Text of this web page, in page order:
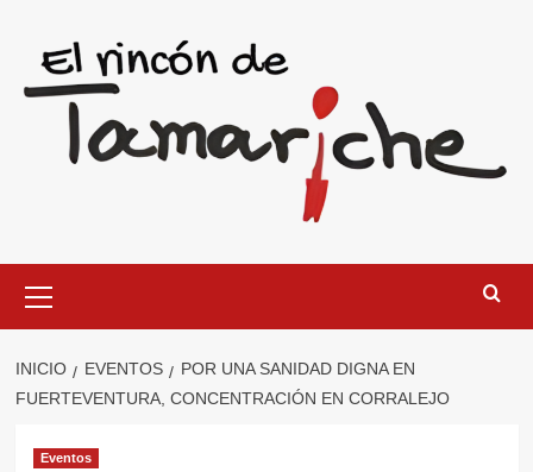
contenido
primario
INICIO EVENTOS
POR UNA SANIDAD DIGNA EN
FUERTEVENTURA, CONCENTRACIÓN EN CORRALEJO
Eventos